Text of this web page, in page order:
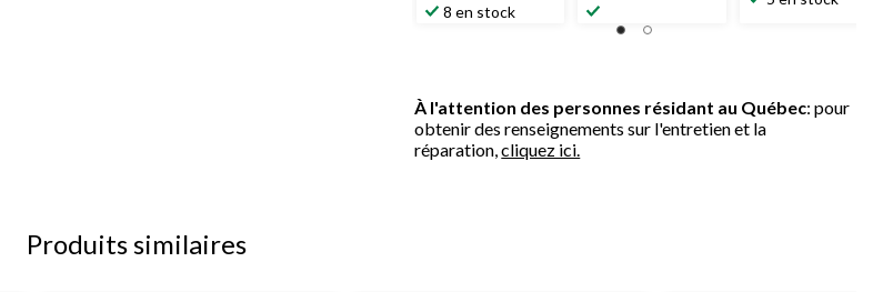
sur
8 en stock
sur
À l'attention des personnes résidant au Québec: pour
obtenir des renseignements sur l'entretien et la
réparation,cliquez ici.
Produits similaires